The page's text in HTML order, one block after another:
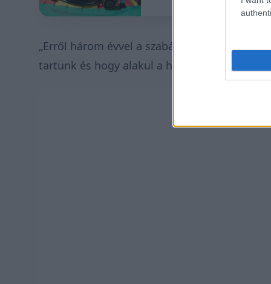
„Erről három évvel a szabályok bevezetése
tartunk és hogy alakul a helyzet.”